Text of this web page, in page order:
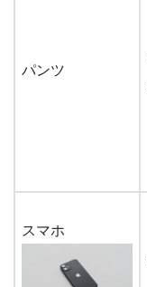
パンツ
スマホ